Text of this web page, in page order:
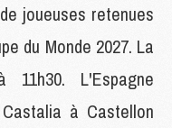
joueuses retenues
du Monde 2027. La
L'Espagne
à Castellon